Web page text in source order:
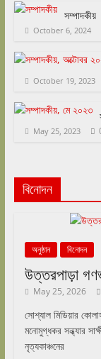
সম্পাদকীয়
October 6, 2024
October 19, 2023
May 25, 2023
বিনোদন
অনুষ্ঠান বিনোদন
উত্তরপাড়া
May 25, 2026
সোশ্যাল মিডিয়ার
মনোমুগ্ধকর সন্ধ্যার
নৃত্যকাঞ্চনের